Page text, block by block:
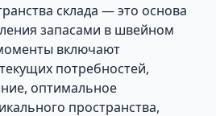
склада — это основа
запасами в швейном
включают
потребностей,
оптимальное
пространства,